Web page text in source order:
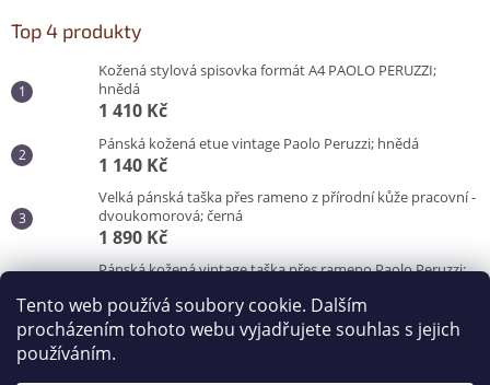
Tento web používá soubory cookie. Dalším
procházením tohoto webu vyjadřujete souhlas s jejich
používáním.
Top 4 produkty
Kožená stylová spisovka formát A4 PAOLO PERUZZI;
hnědá
1 410 Kč
Pánská kožená etue vintage Paolo Peruzzi; hnědá
1 140 Kč
Velká pánská taška přes rameno z přírodní kůže pracovní -
dvoukomorová; černá
1 890 Kč
Pánská kožená vintage taška přes rameno Paolo Peruzzi;
3 100 Kč